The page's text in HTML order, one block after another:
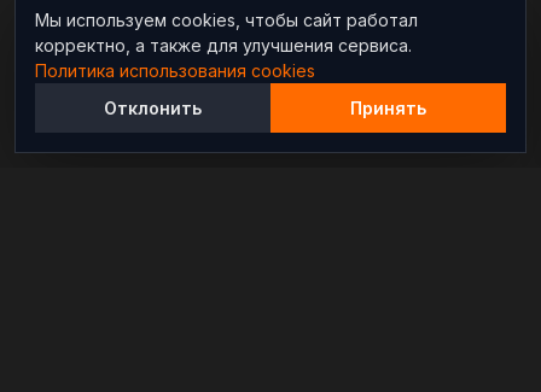
Мы используем cookies, чтобы сайт работал
корректно, а также для улучшения сервиса.
Политика использования cookies
Отклонить
Принять